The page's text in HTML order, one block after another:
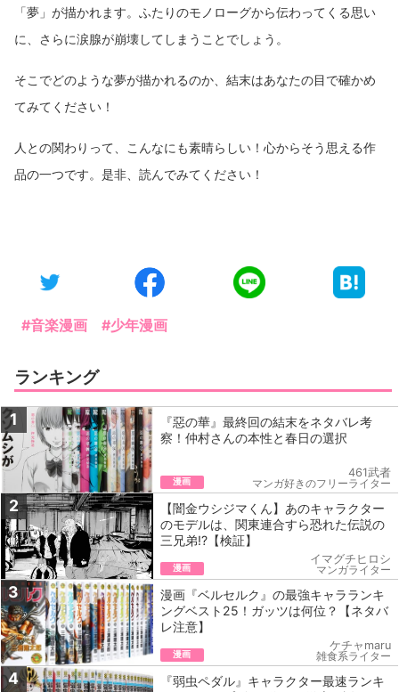
「夢」が描かれます。ふたりのモノローグから伝わってくる思い
に、さらに涙腺が崩壊してしまうことでしょう。
そこでどのような夢が描かれるのか、結末はあなたの目で確かめ
てみてください！
人との関わりって、こんなにも素晴らしい！心からそう思える作
品の一つです。是非、読んでみてください！
#音楽漫画 #少年漫画
ランキング
1
『惡の華』最終回の結末をネタバレ考
察！仲村さんの本性と春日の選択
漫画
461武者
マンガ好きのフリーライター
2
【闇金ウシジマくん】あのキャラクター
のモデルは、関東連合すら恐れた伝説の
三兄弟!?【検証】
漫画
イマグチヒロシ
マンガライター
3
漫画『ベルセルク』の最強キャラランキ
ングベスト25！ガッツは何位？【ネタバ
レ注意】
漫画
ケチャmaru
雑食系ライター
4
『弱虫ペダル』キャラクター最速ランキ